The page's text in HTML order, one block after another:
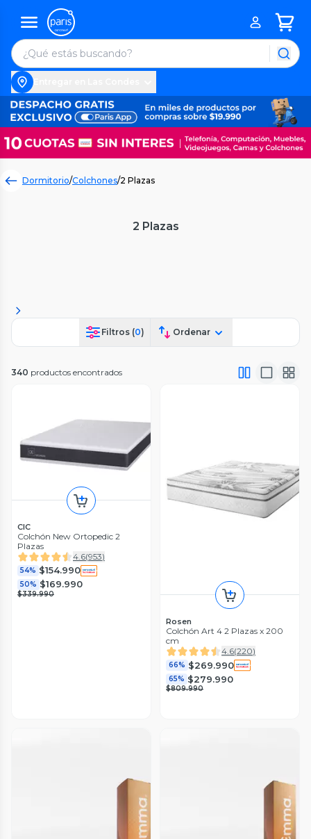
Dormitorio/Colchones/2 Plazas
2 Plazas
Filtros (0) Ordenar
340 productos encontrados
CIC
Colchón New Ortopedic 2
Plazas
4.6(953)
54% $154.990
50% $169.990
$339.990
Rosen
Colchón Art 4 2 Plazas x 200
cm
4.6(220)
66% $269.990
65% $279.990
$809.990